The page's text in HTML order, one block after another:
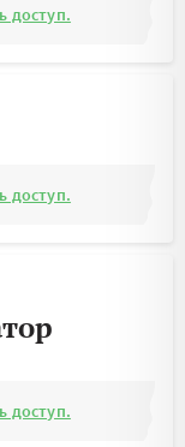
доступ.
доступ.
доступ.